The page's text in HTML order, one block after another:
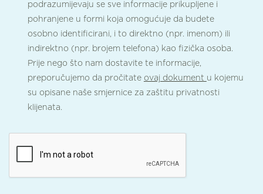
podrazumijevaju se sve informacije prikupljene i
pohranjene u formi koja omogućuje da budete
osobno identificirani, i to direktno (npr. imenom) ili
indirektno (npr. brojem telefona) kao fizička osoba.
Prije nego što nam dostavite te informacije,
preporučujemo da pročitate ovaj dokument u kojemu
su opisane naše smjernice za zaštitu privatnosti
klijenata.